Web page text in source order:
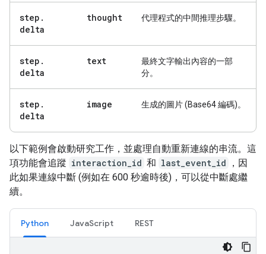
step .
delta
thought 代理程式的中間推理步驟。
step .
delta
text
最終文字輸出內容的一部
分。
step .
delta
image 生成的圖片 (Base64 編碼)。
以下範例會啟動研究工作，並處理自動重新連線的串流。這
項功能會追蹤 interaction_id 和 last_event_id
，因
此如果連線中斷 (例如在 600 秒逾時後)，可以從中斷處繼
續。
Python JavaScript REST